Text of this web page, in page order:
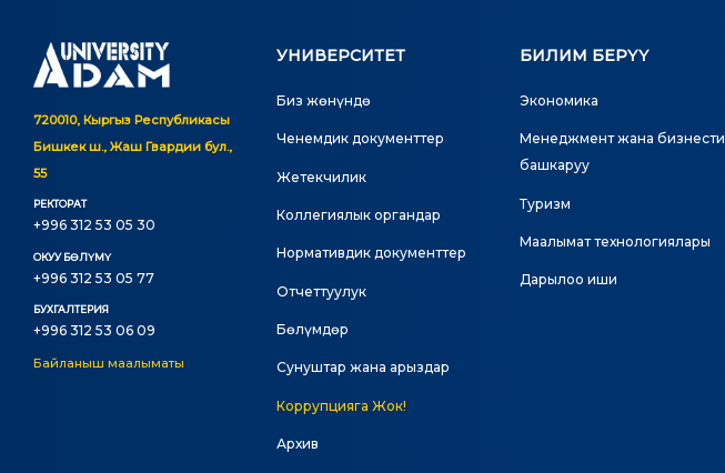
720010, Кыргыз Республикасы
Бишкек ш., Жаш Гвардии бул.,
55
РЕКТОРАТ
+996 312 53 05 30
ОКУУ БӨЛҮМҮ
+996 312 53 05 77
БУХГАЛТЕРИЯ
+996 312 53 06 09
Байланыш маалыматы
УНИВЕРСИТЕТ
Биз жөнүндө
Ченемдик документтер
Жетекчилик
Коллегиялык органдар
Нормативдик документтер
Отчеттуулук
Бөлүмдөр
Сунуштар жана арыздар
Коррупцияга Жок!
Архив
БИЛИМ БЕРҮҮ
Экономика
Менеджмент жана бизнести
башкаруу
Туризм
Маалымат технологиялары
Дарылоо иши